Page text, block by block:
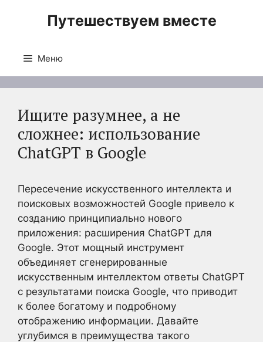
Путешествуем вместе
Меню
Ищите разумнее, а не
сложнее: использование
ChatGPT в Google
Пересечение искусственного интеллекта и
поисковых возможностей Google привело к
созданию принципиально нового
приложения: расширения ChatGPT для
Google. Этот мощный инструмент
объединяет сгенерированные
искусственным интеллектом ответы ChatGPT
с результатами поиска Google, что приводит
к более богатому и подробному
отображению информации. Давайте
углубимся в преимущества такого